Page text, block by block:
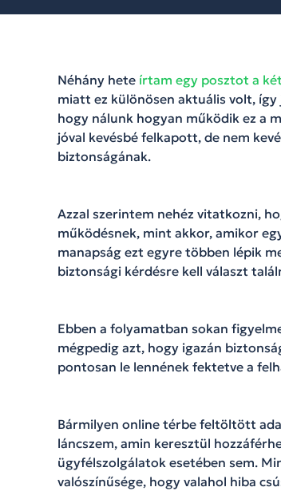
Néhány hete írtam egy posztot a
miatt ez különösen aktuális volt,
hogy nálunk hogyan működik ez a
jóval kevésbé felkapott, de nem
biztonságának.
Azzal szerintem nehéz vitatkozni,
működésnek, mint akkor, amikor
manapság ezt egyre többen lépik
biztonsági kérdésre kell választ
Ebben a folyamatban sokan
mégpedig azt, hogy igazán
pontosan le lennének fektetve a
Bármilyen online térbe feltöltött
láncszem, amin keresztül
ügyfélszolgálatok esetében sem.
valószínűsége, hogy valahol hiba